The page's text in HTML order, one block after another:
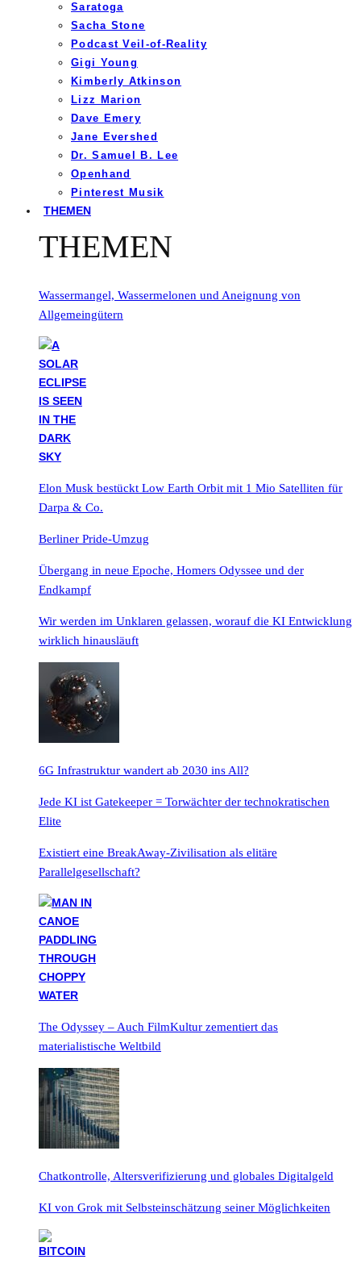
Saratoga
Sacha Stone
Podcast Veil-of-Reality
Gigi Young
Kimberly Atkinson
Lizz Marion
Dave Emery
Jane Evershed
Dr. Samuel B. Lee
Openhand
Pinterest Musik
THEMEN
THEMEN
Wassermangel, Wassermelonen und Aneignung von
Allgemeingütern
Elon Musk bestückt Low Earth Orbit mit 1 Mio Satelliten für
Darpa & Co.
Berliner Pride-Umzug
Übergang in neue Epoche, Homers Odyssee und der
Endkampf
Wir werden im Unklaren gelassen, worauf die KI Entwicklung
wirklich hinausläuft
6G Infrastruktur wandert ab 2030 ins All?
Jede KI ist Gatekeeper = Torwächter der technokratischen
Elite
Existiert eine BreakAway-Zivilisation als elitäre
Parallelgesellschaft?
The Odyssey – Auch FilmKultur zementiert das
materialistische Weltbild
Chatkontrolle, Altersverifizierung und globales Digitalgeld
KI von Grok mit Selbsteinschätzung seiner Möglichkeiten